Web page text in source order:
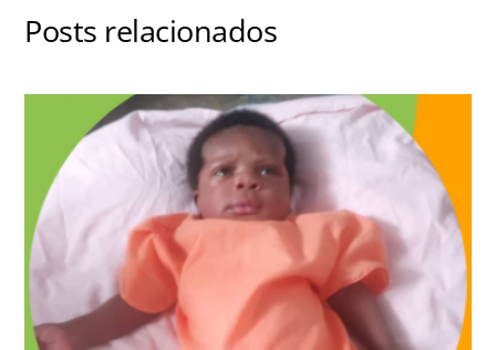
Posts relacionados